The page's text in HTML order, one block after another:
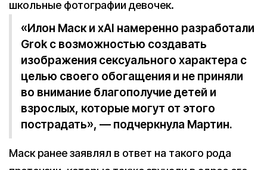
школьные фотографии девочек.
«Илон Маск и xAI намеренно разработали
Grok с возможностью создавать
изображения сексуального характера с
целью своего обогащения и не приняли
во внимание благополучие детей и
взрослых, которые могут от этого
пострадать», — подчеркнула Мартин.
Маск ранее заявлял в ответ на такого рода